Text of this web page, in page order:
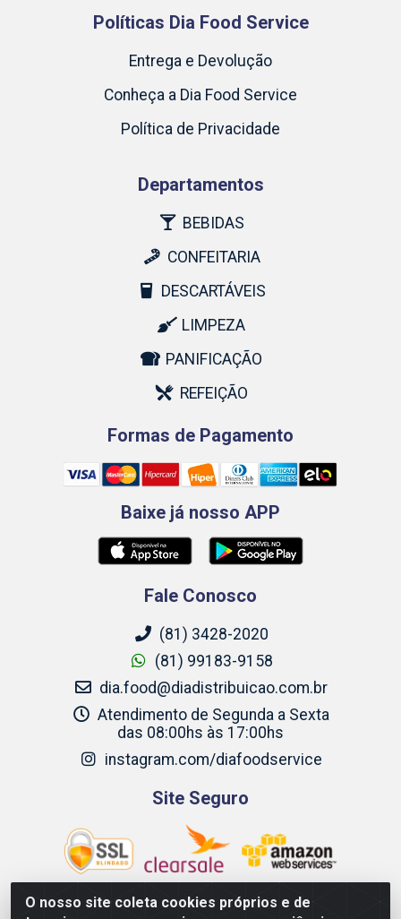
O nosso site coleta cookies próprios e de
Políticas Dia Food Service
Entrega e Devolução
Conheça a Dia Food Service
Política de Privacidade
Departamentos
BEBIDAS
CONFEITARIA
DESCARTÁVEIS
LIMPEZA
PANIFICAÇÃO
REFEIÇÃO
Formas de Pagamento
Baixe já nosso APP
Fale Conosco
(81) 3428-2020
(81) 99183-9158
dia.food@diadistribuicao.com.br
Atendimento de Segunda a Sexta
das 08:00hs às 17:00hs
instagram.com/diafoodservice
Site Seguro